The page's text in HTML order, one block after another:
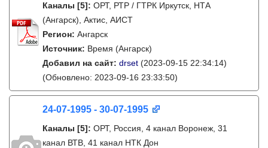
Каналы [5]: ОРТ, РТР / ГТРК Иркутск, НТА
(Ангарск), Актис, АИСТ
Регион: Ангарск
Источник: Время (Ангарск)
Добавил на сайт: drset (2023-09-15 22:34:14)
(Обновлено: 2023-09-16 23:33:50)
24-07-1995 - 30-07-1995
Каналы [5]: ОРТ, Россия, 4 канал Воронеж, 31
канал ВТВ, 41 канал НТК Дон